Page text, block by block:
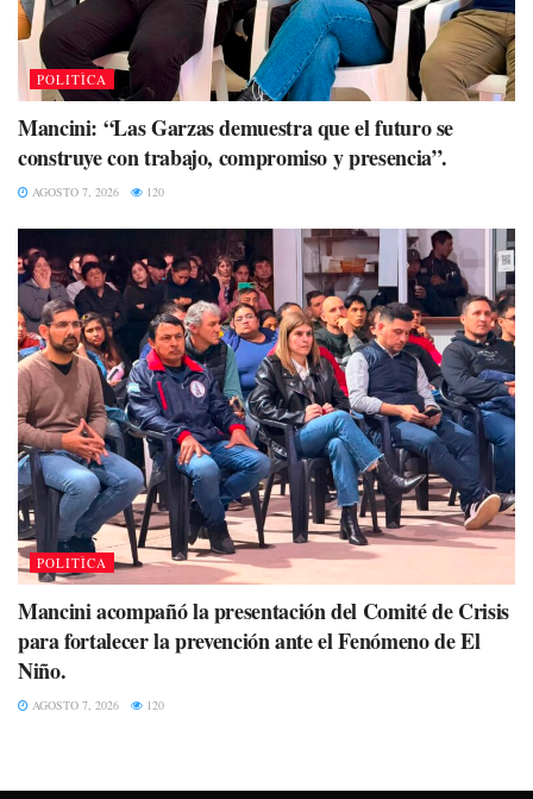
POLITÌCA
Mancini: “Las Garzas demuestra que el futuro se
construye con trabajo, compromiso y presencia”.
AGOSTO 7, 2026 120
POLITÌCA
Mancini acompañó la presentación del Comité de Crisis
para fortalecer la prevención ante el Fenómeno de El
Niño.
AGOSTO 7, 2026 120